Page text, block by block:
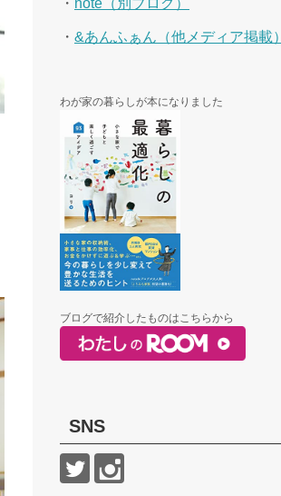
・ note（別ブログ）
・ &あんふぁん（他メディア掲載）
わが家の暮らしが本になりました
ブログで紹介したものはこちらから
SNS